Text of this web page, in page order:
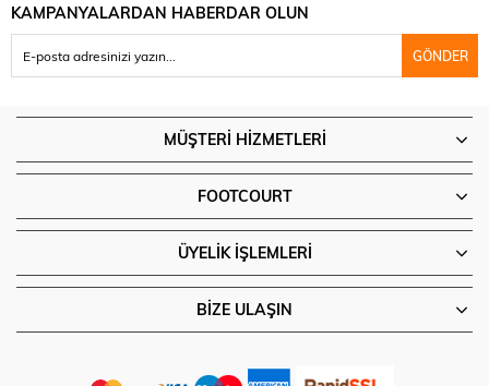
KAMPANYALARDAN HABERDAR OLUN
GÖNDER
MÜŞTERI HIZMETLERI
FOOTCOURT
ÜYELIK İŞLEMLERI
BIZE ULAŞIN